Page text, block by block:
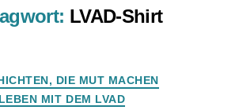
LVAD
Hemd
LVAD-Shirt
Kategorien
DIE MUT MACHEN
LEBEN MIT DEM LVAD